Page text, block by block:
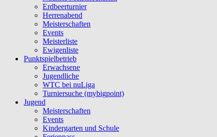
Erdbeerturnier
Herrenabend
Meisterschaften
Events
Meisterliste
Ewigenliste
Punktspielbetrieb
Erwachsene
Jugendliche
WTC bei nuLiga
Turniersuche (mybigpoint)
Jugend
Meisterschaften
Events
Kindergarten und Schule